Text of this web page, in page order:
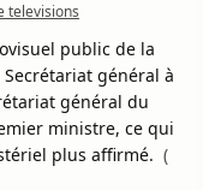
televisions
public de la
général à
général du
ministre, ce qui
plus affirmé. (